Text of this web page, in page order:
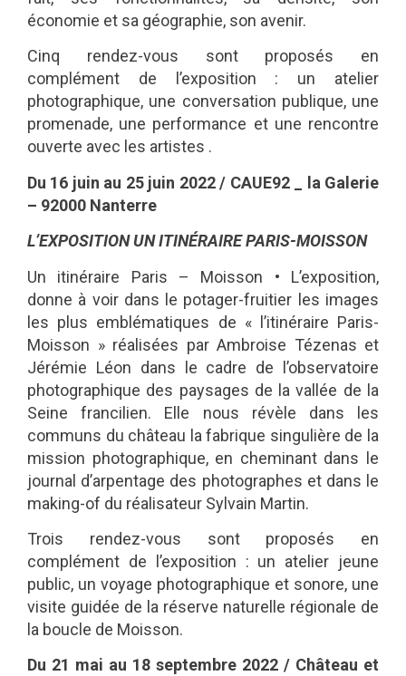
économie et sa géographie, son avenir.
Cinq rendez-vous sont proposés en
complément de l’exposition : un atelier
photographique, une conversation publique, une
promenade, une performance et une rencontre
ouverte avec les artistes .
Du 16 juin au 25 juin 2022 / CAUE92 _ la Galerie
– 92000 Nanterre
L’EXPOSITION UN ITINÉRAIRE PARIS-MOISSON
Un itinéraire Paris – Moisson • L’exposition,
donne à voir dans le potager-fruitier les images
les plus emblématiques de « l’itinéraire Paris-
Moisson » réalisées par Ambroise Tézenas et
Jérémie Léon dans le cadre de l’observatoire
photographique des paysages de la vallée de la
Seine francilien. Elle nous révèle dans les
communs du château la fabrique singulière de la
mission photographique, en cheminant dans le
journal d’arpentage des photographes et dans le
making-of du réalisateur Sylvain Martin.
Trois rendez-vous sont proposés en
complément de l’exposition : un atelier jeune
public, un voyage photographique et sonore, une
visite guidée de la réserve naturelle régionale de
la boucle de Moisson.
Du 21 mai au 18 septembre 2022 / Chateau et